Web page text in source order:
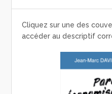
Cliquez sur une des
accéder au descriptif